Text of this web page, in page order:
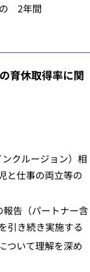
2年間
育休取得率に関
クルージョン）相
と仕事の両立等の
告（パートナー含
引き続き実施する
ついて理解を深め